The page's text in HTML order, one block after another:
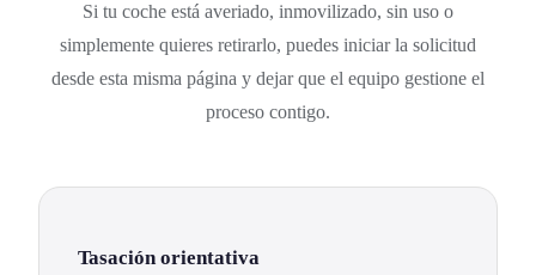
Si tu coche está averiado, inmovilizado, sin uso o
simplemente quieres retirarlo, puedes iniciar la solicitud
desde esta misma página y dejar que el equipo gestione el
proceso contigo.
Tasación orientativa